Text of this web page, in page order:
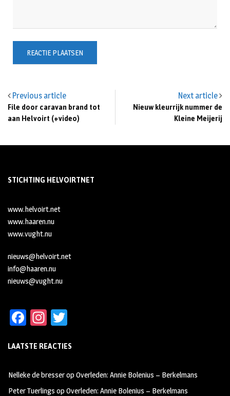
Previous article
File door caravan brand tot
aan Helvoirt (+video)
Next article
Nieuw kleurrijk nummer de
Kleine Meijerij
STICHTING HELVOIRTNET
www.helvoirt.net
www.haaren.nu
www.vught.nu
nieuws@helvoirt.net
info@haaren.nu
nieuws@vught.nu
Fa
b
oo
k
In
ag
m
tt
LAATSTE REACTIES
Nelleke de bresseropOverleden: Annie Bolenius – Berkelmans
Peter Tuerlings opOverleden: Annie Bolenius – Berkelmans